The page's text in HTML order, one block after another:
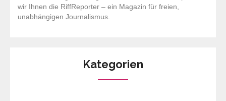
wir Ihnen die RiffReporter – ein Magazin für freien,
unabhängigen Journalismus.
Kategorien